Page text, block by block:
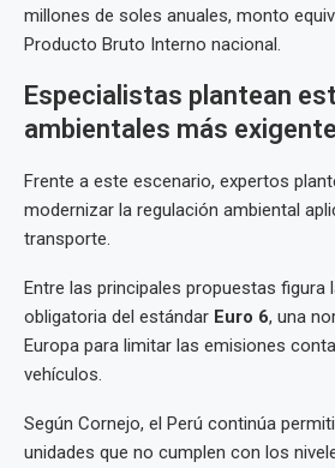
millones de soles anuales, monto
Producto Bruto Interno nacional.
Especialistas plantean
ambientales más
Frente a este escenario, expertos
modernizar la regulación ambiental
transporte.
Entre las principales propuestas figura
obligatoria del estándar Euro 6, una
Europa para limitar las emisiones
vehículos.
Según Cornejo, el Perú continúa
unidades que no cumplen con los